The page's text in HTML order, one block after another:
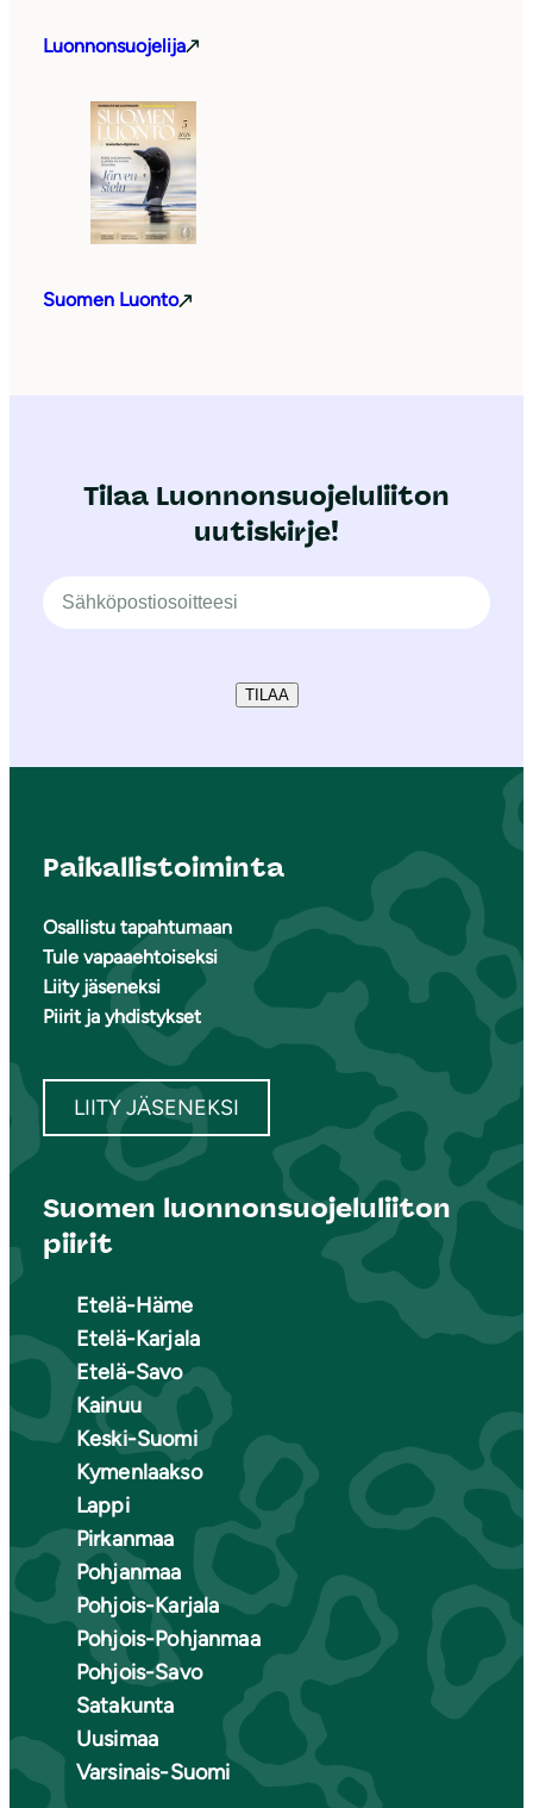
Luonnonsuojelija
Suomen Luonto
Tilaa Luonnonsuojeluliiton
uutiskirje!
TILAA
Paikallistoiminta
Osallistu tapahtumaan
Tule vapaaehtoiseksi
Liity jäseneksi
Piirit ja yhdistykset
LIITY JÄSENEKSI
Suomen luonnonsuojeluliiton
piirit
Etelä-Häme
Etelä-Karjala
Etelä-Savo
Kainuu
Keski-Suomi
Kymenlaakso
Lappi
Pirkanmaa
Pohjanmaa
Pohjois-Karjala
Pohjois-Pohjanmaa
Pohjois-Savo
Satakunta
Uusimaa
Varsinais-Suomi